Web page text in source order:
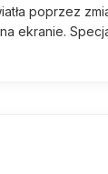
poprzez
ekranie.